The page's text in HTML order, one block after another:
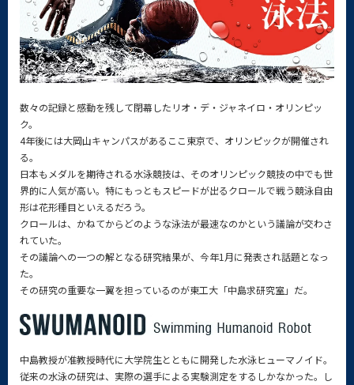
数々の記録と感動を残して閉幕したリオ・デ・ジャネイロ・オリンピッ
ク。
4年後には大岡山キャンパスがあるここ東京で、オリンピックが開催され
る。
日本もメダルを期待される水泳競技は、そのオリンピック競技の中でも世
界的に人気が高い。特にもっともスピードが出るクロールで戦う競泳自由
形は花形種目といえるだろう。
クロールは、かねてからどのような泳法が最速なのかという議論が交わさ
れていた。
その議論への一つの解となる研究結果が、今年1月に発表され話題となっ
た。
その研究の重要な一翼を担っているのが東工大「中島求研究室」だ。
中島教授が准教授時代に大学院生とともに開発した水泳ヒューマノイド。
従来の水泳の研究は、実際の選手による実験測定をするしかなかった。し